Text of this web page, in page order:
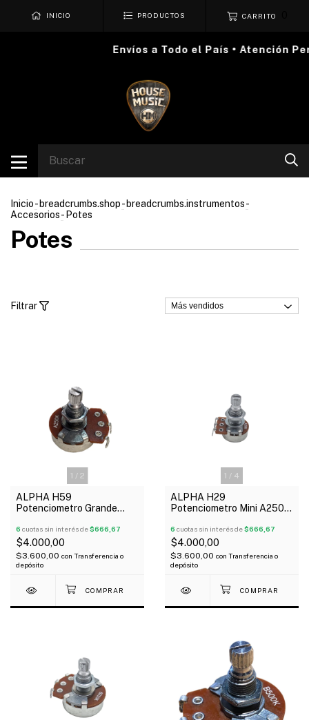
INICIO PRODUCTOS CARRITO
Envíos a Todo el País • Atención
Inicio- breadcrumbs.shop- breadcrumbs.instrumentos-
Accesorios- Potes
Potes
Filtrar
1 / 2
ALPHA H59
Potenciometro Grande
6 cuotas sin interés de$666,67
$4.000,00
$3.600,00 con Transferencia o
depósito
1 / 4
ALPHA H29
Potenciometro Mini A250k
6 cuotas sin interés de$666,67
$4.000,00
$3.600,00 con Transferencia o
depósito